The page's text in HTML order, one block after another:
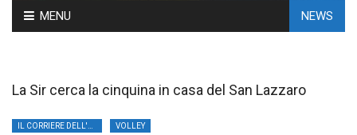
Skip
to
MENU NEWS
La Sir cerca la cinquina in casa del San Lazzaro
VOLLEY